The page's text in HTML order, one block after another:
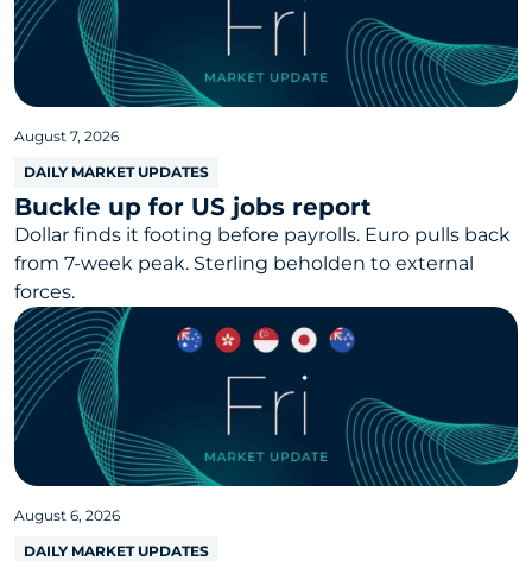
August 7, 2026
DAILY MARKET UPDATES
Buckle up for US jobs report
Dollar finds it footing before payrolls. Euro pulls back
from 7-week peak. Sterling beholden to external
forces.
August 6, 2026
DAILY MARKET UPDATES